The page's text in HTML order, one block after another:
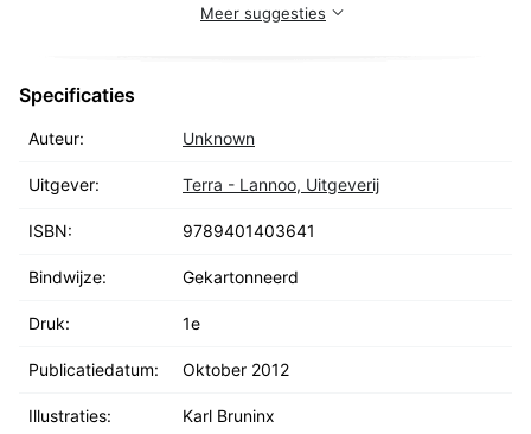
Meer suggesties
Specificaties
Auteur: Unknown
Uitgever: Terra - Lannoo, Uitgeverij
ISBN: 9789401403641
Bindwijze: Gekartonneerd
Druk: 1e
Publicatiedatum: Oktober 2012
Illustraties: Karl Bruninx